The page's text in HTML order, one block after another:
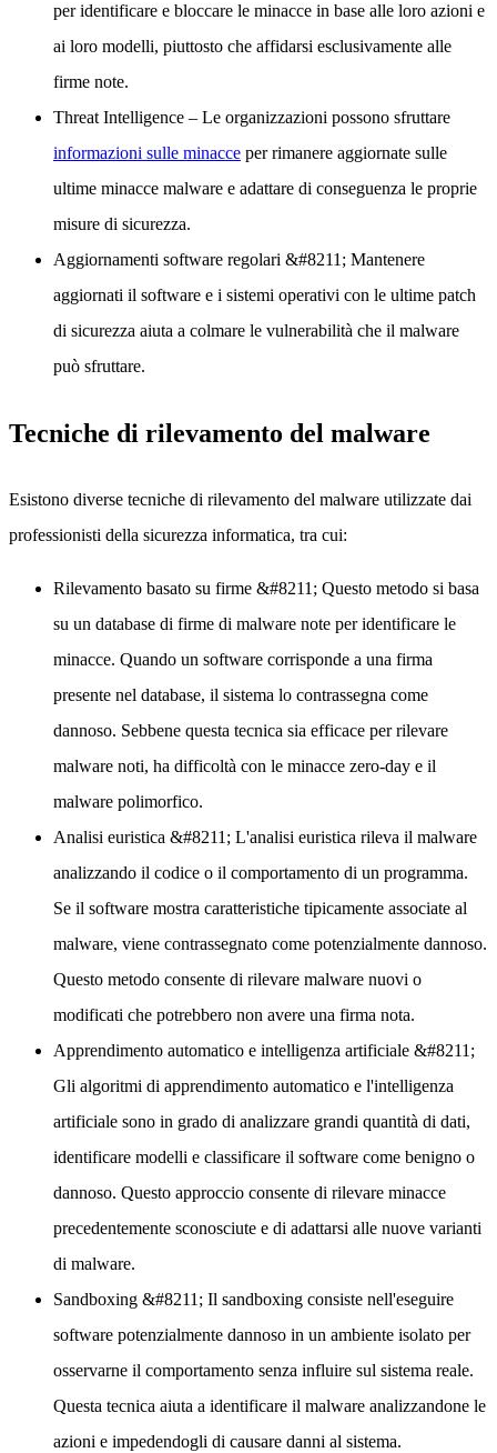
per identificare e bloccare le minacce in base alle loro azioni e
ai loro modelli, piuttosto che affidarsi esclusivamente alle
firme note.
Threat Intelligence – Le organizzazioni possono sfruttare
informazioni sulle minacce per rimanere aggiornate sulle
ultime minacce malware e adattare di conseguenza le proprie
misure di sicurezza.
Aggiornamenti software regolari &#8211; Mantenere
aggiornati il software e i sistemi operativi con le ultime patch
di sicurezza aiuta a colmare le vulnerabilità che il malware
può sfruttare.
Tecniche di rilevamento del malware
Esistono diverse tecniche di rilevamento del malware utilizzate dai
professionisti della sicurezza informatica, tra cui:
Rilevamento basato su firme &#8211; Questo metodo si basa
su un database di firme di malware note per identificare le
minacce. Quando un software corrisponde a una firma
presente nel database, il sistema lo contrassegna come
dannoso. Sebbene questa tecnica sia efficace per rilevare
malware noti, ha difficoltà con le minacce zero-day e il
malware polimorfico.
Analisi euristica &#8211; L'analisi euristica rileva il malware
analizzando il codice o il comportamento di un programma.
Se il software mostra caratteristiche tipicamente associate al
malware, viene contrassegnato come potenzialmente dannoso.
Questo metodo consente di rilevare malware nuovi o
modificati che potrebbero non avere una firma nota.
Apprendimento automatico e intelligenza artificiale &#8211;
Gli algoritmi di apprendimento automatico e l'intelligenza
artificiale sono in grado di analizzare grandi quantità di dati,
identificare modelli e classificare il software come benigno o
dannoso. Questo approccio consente di rilevare minacce
precedentemente sconosciute e di adattarsi alle nuove varianti
di malware.
Sandboxing &#8211; Il sandboxing consiste nell'eseguire
software potenzialmente dannoso in un ambiente isolato per
osservarne il comportamento senza influire sul sistema reale.
Questa tecnica aiuta a identificare il malware analizzandone le
azioni e impedendogli di causare danni al sistema.